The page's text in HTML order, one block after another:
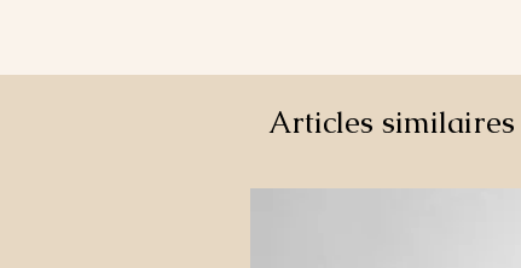
Articles similaires